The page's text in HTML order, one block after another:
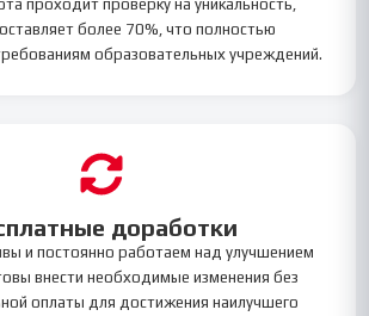
проходит проверку на уникальность,
более 70%, что полностью
образовательных учреждений.
доработки
и постоянно работаем над улучшением
внести необходимые изменения без
оплаты для достижения наилучшего